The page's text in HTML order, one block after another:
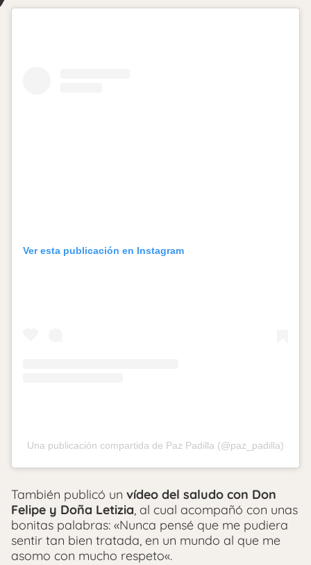
Ver esta publicación en Instagram
Una publicación compartida de Paz Padilla (@paz_padilla)
También publicó un vídeo del saludo con Don
Felipe y Doña Letizia, al cual acompañó con unas
bonitas palabras: «Nunca pensé que me pudiera
sentir tan bien tratada, en un mundo al que me
asomo con mucho respeto«.